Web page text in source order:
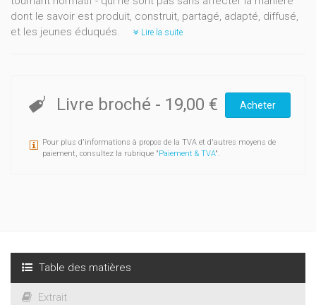
dont le savoir est produit, construit, partagé, adapté, diffusé,
et les jeunes éduqués.
Lire la suite
Livre broché - 19,00 € Acheter
Pour plus d'informations à propos de la TVA et d'autres moyens de
paiement, consultez la rubrique "Paiement & TVA".
Table des matières
Extrait